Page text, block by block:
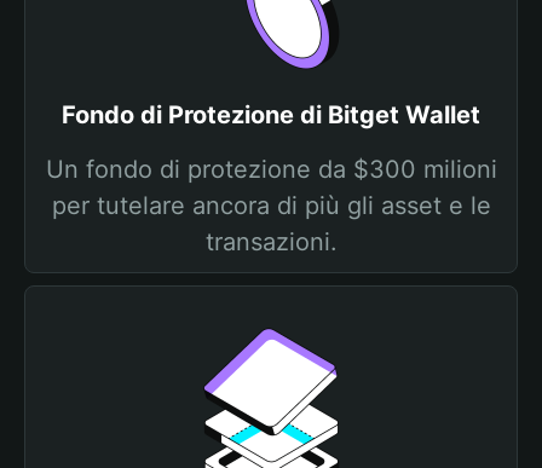
Fondo di Protezione di Bitget Wallet
Un fondo di protezione da $300 milioni
per tutelare ancora di più gli asset e le
transazioni.